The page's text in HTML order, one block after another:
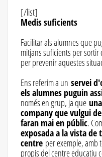
[/list]
Medis suficients
Facilitar als alumnes que
mitjans suficients per
per prevenir aquestes
Ens referim a un servei
els alumnes puguin
només en grup, ja que
company que vulgui
faran mai en públic.
exposada a la vista
centre per exemple, amb
propis del centre educatiu